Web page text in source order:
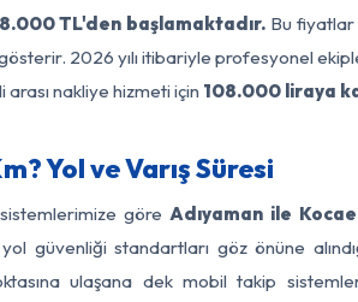
TL'den başlamaktadır. Bu fiyatlar
2026 yılı itibariyle profesyonel
nakliye hizmeti için 108.000 liraya
Yol ve Varış Süresi
göre Adıyaman ile
yol güvenliği standartları göz önüne
ulaşana dek mobil takip